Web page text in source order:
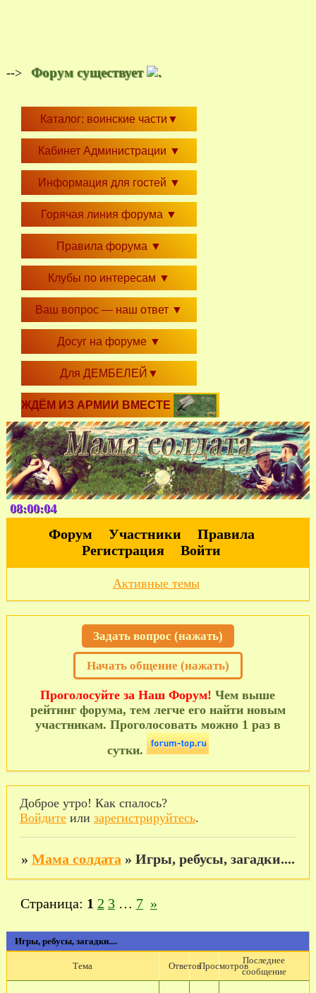
--> Форум существует .
Каталог: воинские части ▼
Кабинет Администрации ▼
Информация для гостей ▼
Горячая линия форума ▼
Правила форума ▼
Клубы по интересам ▼
Ваш вопрос — наш ответ ▼
Досуг на форуме ▼
Для ДЕМБЕЛЕЙ ▼
ЖДЁМ ИЗ АРМИИ ВМЕСТЕ
08:00:04
Форум Участники
Правила
Регистрация
Войти
Активные темы
Задать вопрос (нажать)
Начать общение (нажать)
Проголосуйте за Наш Форум! Чем выше
рейтинг форума, тем легче его найти новым
участникам. Проголосовать можно 1 раз в
сутки.
Доброе утро! Как спалось?
Войдитеили зарегистрируйтесь.
» Мама солдата » Игры, ребусы, загадки....
Игры, ребусы, загадки....
Страница: 1 2 3 … 7 »
Тема ОтветовПросмотров
Последнее
сообщение